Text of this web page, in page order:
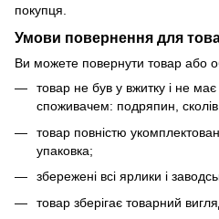
покупця.
Умови повернення для
Ви можете повернути товар або
товар не був у вжитку і не має
споживачем: подряпин,
товар повністю
упаковка;
збережені всі ярлики і
товар зберігає товарний